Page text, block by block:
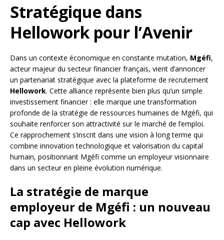
Stratégique dans
Hellowork pour l’Avenir
Dans un contexte économique en constante mutation, Mgéfi,
acteur majeur du secteur financier français, vient d’annoncer
un partenariat stratégique avec la plateforme de recrutement
Hellowork. Cette alliance représente bien plus qu’un simple
investissement financier : elle marque une transformation
profonde de la stratégie de ressources humaines de Mgéfi, qui
souhaite renforcer son attractivité sur le marché de l’emploi.
Ce rapprochement s’inscrit dans une vision à long terme qui
combine innovation technologique et valorisation du capital
humain, positionnant Mgéfi comme un employeur visionnaire
dans un secteur en pleine évolution numérique.
La stratégie de marque
employeur de Mgéfi : un nouveau
cap avec Hellowork